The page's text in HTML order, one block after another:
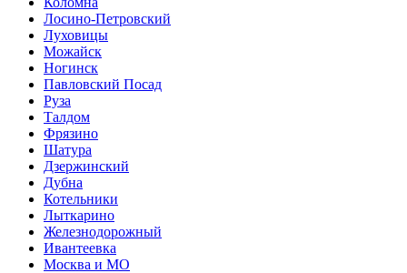
Лосино-Петровский
Луховицы
Можайск
Ногинск
Павловский Посад
Руза
Талдом
Фрязино
Шатура
Дзержинский
Дубна
Котельники
Лыткарино
Железнодорожный
Ивантеевка
Москва и МО